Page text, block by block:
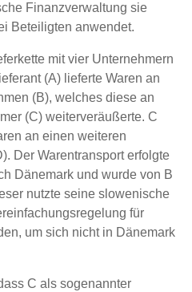
Finanzverwaltung sie
Beteiligten anwendet.
mit vier Unternehmern
(A) lieferte Waren an
(B), welches diese an
(C) weiterveräußerte. C
an einen weiteren
Der Warentransport erfolgte
Dänemark und wurde von B
nutzte seine slowenische
für
um sich nicht in Dänemark
C als sogenannter